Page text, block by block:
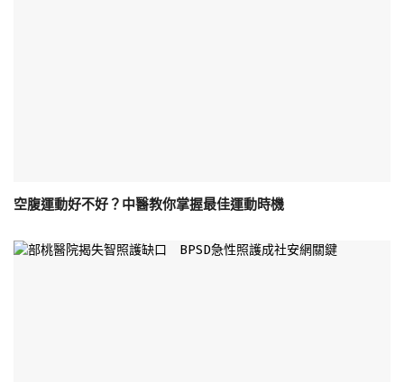
空腹運動好不好？中醫教你掌握最佳運動時機